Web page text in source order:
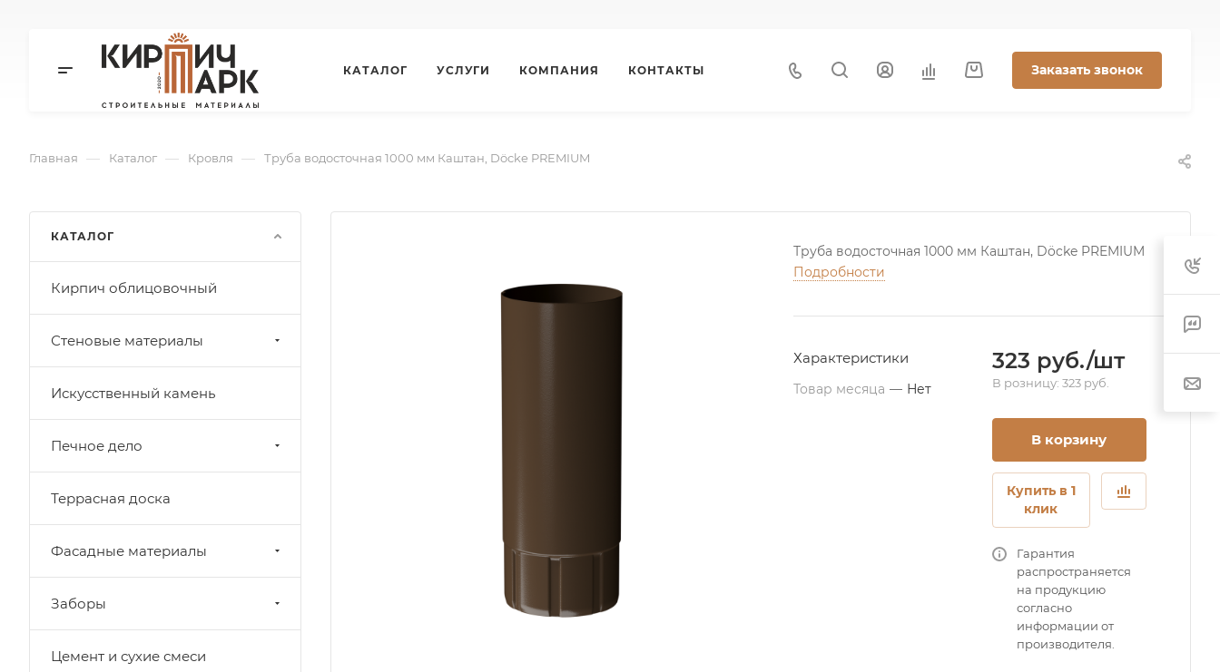
КАТАЛОГ УСЛУГИ КОМПАНИЯ КОНТАКТЫ Заказать звонок
Главная — Каталог — Кровля — Труба водосточная 1000 мм Каштан, Döcke PREMIUM
Труба водосточная 1000 мм Каштан, Döcke PREMIUM
Подробности
Характеристики
Товар месяца — Нет
323 руб./шт
В розницу: 323 руб.
В корзину
Купить в 1
клик
Гарантия
распространяется
на продукцию
согласно
информации от
производителя.
КАТАЛОГ
Кирпич облицовочный
Стеновые материалы
Искусственный камень
Печное дело
Террасная доска
Фасадные материалы
Заборы
Цемент и сухие смеси